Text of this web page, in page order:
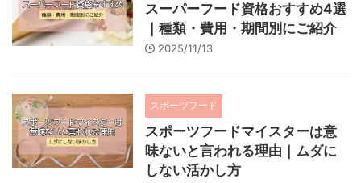
スーパーフード資格おすすめ4選
｜種類・費用・期間別にご紹介
2025/11/13
スポーツフード
スポーツフードマイスターは意
味ないと言われる理由｜ムダに
しない活かし方